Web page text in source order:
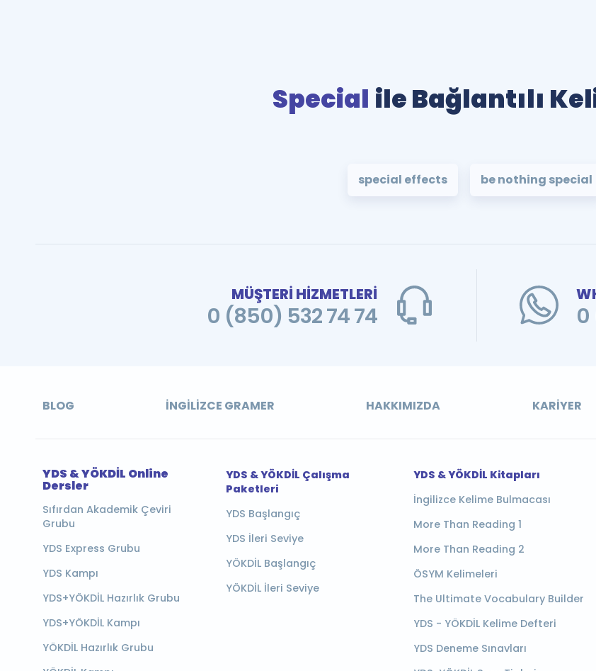
Special ile Bağlantılı
special effects be nothing special
MÜŞTERİ HİZMETLERİ
0 (850) 532 74 74 0
BLOG İNGILIZCE GRAMER HAKKIMIZDA KARIYER
YDS & YÖKDİL Online
Dersler
Sıfırdan Akademik Çeviri
Grubu
YDS Express Grubu
YDS Kampı
YDS+YÖKDİL Hazırlık Grubu
YDS+YÖKDİL Kampı
YÖKDİL Hazırlık Grubu
YDS & YÖKDİL Çalışma
Paketleri
YDS Başlangıç
YDS İleri Seviye
YÖKDİL Başlangıç
YÖKDİL İleri Seviye
YDS & YÖKDİL Kitapları
İngilizce Kelime Bulmacası
More Than Reading 1
More Than Reading 2
ÖSYM Kelimeleri
The Ultimate Vocabulary Builder
YDS - YÖKDİL Kelime Defteri
YDS Deneme Sınavları